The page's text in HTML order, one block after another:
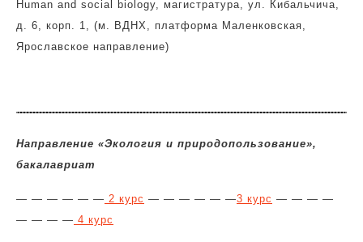
Human and social biology, магистратура, ул. Кибальчича,
д. 6, корп. 1, (м. ВДНХ, платформа Маленковская,
Ярославское направление)
Направление «Экология и природопользование»,
бакалавриат
— — — — — — 2 курс — — — — — —3 курс — — — —
— — — — 4 курс